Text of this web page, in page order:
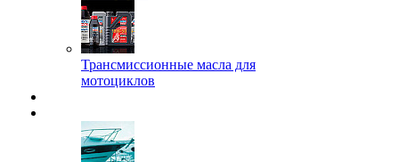
Трансмиссионные масла для
мотоциклов